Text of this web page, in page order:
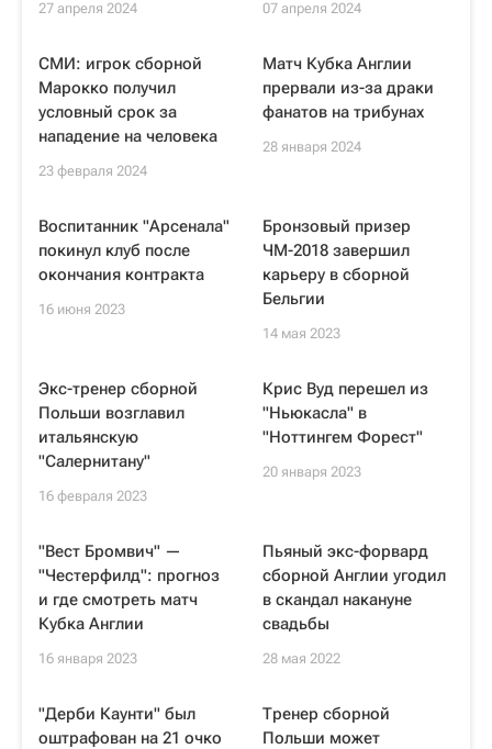
27 апреля 2024 07 апреля 2024
СМИ: игрок сборной
Марокко получил
условный срок за
нападение на человека
23 февраля 2024
Матч Кубка Англии
прервали из-за драки
фанатов на трибунах
28 января 2024
Воспитанник "Арсенала"
покинул клуб после
окончания контракта
16 июня 2023
Бронзовый призер
ЧМ-2018 завершил
карьеру в сборной
Бельгии
14 мая 2023
Экс-тренер сборной
Польши возглавил
итальянскую
"Салернитану"
16 февраля 2023
Крис Вуд перешел из
"Ньюкасла" в
"Ноттингем Форест"
20 января 2023
"Вест Бромвич" —
"Честерфилд": прогноз
и где смотреть матч
Кубка Англии
16 января 2023
Пьяный экс-форвард
сборной Англии угодил
в скандал накануне
свадьбы
28 мая 2022
"Дерби Каунти" был
оштрафован на 21 очко
Тренер сборной
Польши может